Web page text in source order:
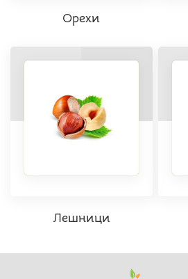
Орехи
Лешници